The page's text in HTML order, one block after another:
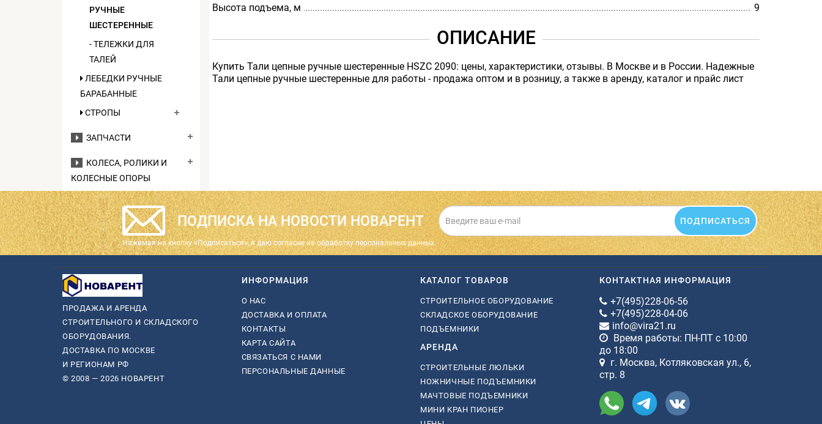
РУЧНЫЕ
ШЕСТЕРЕННЫЕ
- ТЕЛЕЖКИ ДЛЯ
ТАЛЕЙ
ЛЕБЕДКИ РУЧНЫЕ
БАРАБАННЫЕ
СТРОПЫ
ЗАПЧАСТИ
КОЛЕСА, РОЛИКИ И
КОЛЕСНЫЕ ОПОРЫ
Высота подъема, м
9
ОПИСАНИЕ
Купить Тали цепные ручные шестеренные HSZC 2090: цены, характеристики, отзывы. В Москве и в России. Надежные
Тали цепные ручные шестеренные для работы - продажа оптом и в розницу, а также в аренду, каталог и прайс лист
ПОДПИСКА НА НОВОСТИ НОВАРЕНТ ПОДПИСАТЬСЯ
Нажимая на кнопку «Подписаться», я даю cогласие на обработку персональных данных.
ПРОДАЖА И АРЕНДА
СТРОИТЕЛЬНОГО И СКЛАДСКОГО
ОБОРУДОВАНИЯ.
ДОСТАВКА ПО МОСКВЕ
И РЕГИОНАМ РФ
© 2008 — 2026 НОВАРЕНТ
ИНФОРМАЦИЯ
О НАС
ДОСТАВКА И ОПЛАТА
КОНТАКТЫ
КАРТА САЙТА
СВЯЗАТЬСЯ С НАМИ
ПЕРСОНАЛЬНЫЕ ДАННЫЕ
КАТАЛОГ ТОВАРОВ
СТРОИТЕЛЬНОЕ ОБОРУДОВАНИЕ
СКЛАДСКОЕ ОБОРУДОВАНИЕ
ПОДЪЕМНИКИ
АРЕНДА
СТРОИТЕЛЬНЫЕ ЛЮЛЬКИ
НОЖНИЧНЫЕ ПОДЪЕМНИКИ
МАЧТОВЫЕ ПОДЪЕМНИКИ
МИНИ КРАН ПИОНЕР
КОНТАКТНАЯ ИНФОРМАЦИЯ
+7(495)228-06-56
+7(495)228-04-06
info@vira21.ru
Время работы: ПН-ПТ с 10:00
до 18:00
г. Москва, Котляковская ул., 6,
стр. 8